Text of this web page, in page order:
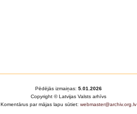
Pēdējās izmaiņas: 5.01.2026
Copyright © Latvijas Valsts arhīvs
Komentārus par mājas lapu sūtiet: webmaster@archiv.org.lv